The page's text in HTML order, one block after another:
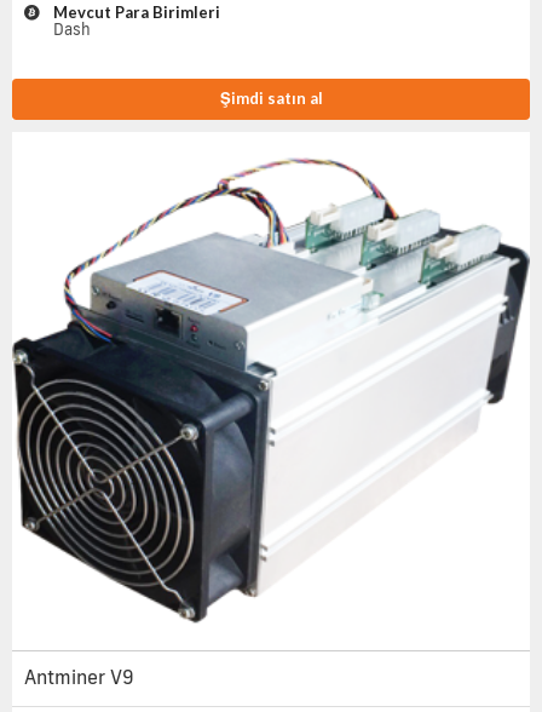
Mevcut Para Birimleri
Dash
Şimdi satın al
Antminer V9